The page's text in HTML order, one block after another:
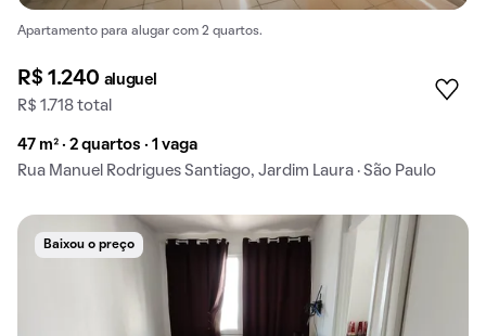
Apartamento para alugar com 2 quartos.
R$ 1.240 aluguel
R$ 1.718 total
47 m² · 2 quartos · 1 vaga
Rua Manuel Rodrigues Santiago, Jardim Laura · São Paulo
Baixou o preço